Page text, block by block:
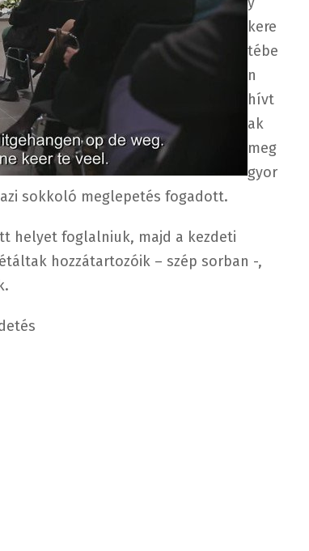
kere
tébe
n
hívt
ak
meg
gyor
sokkoló meglepetés fogadott.
helyet foglalniuk, majd a kezdeti
hozzátartozóik – szép sorban -,